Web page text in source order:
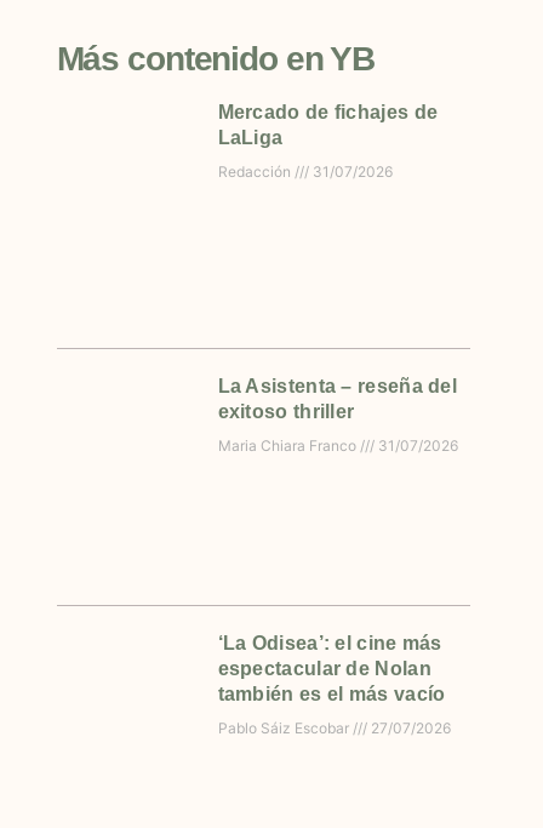
Más contenido en YB
Mercado de fichajes de
LaLiga
Redacción 31/07/2026
La Asistenta – reseña del
exitoso thriller
Maria Chiara Franco 31/07/2026
‘La Odisea’: el cine más
espectacular de Nolan
también es el más vacío
Pablo Sáiz Escobar 27/07/2026